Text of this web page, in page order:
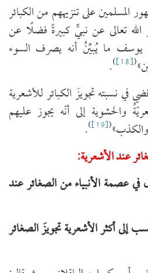
المسلمين على تنزيههم من الكبائر
تعالى عن نبيٍّ كبيرةً فضلًا عن
ما يُبيِّنُ أنه يصرف السوء
(
[18]
)
.
في نسبته تجويزَ الكبائر للأشعرية
والحشوية إلى أنّه يجوز عليهم
والكذب»(
[19]
)
.
عند الأشعرية:
في عصمة الأنبياء من الصغائر عند
إلى أكثر الأشعرية تجويزَ الصغائر